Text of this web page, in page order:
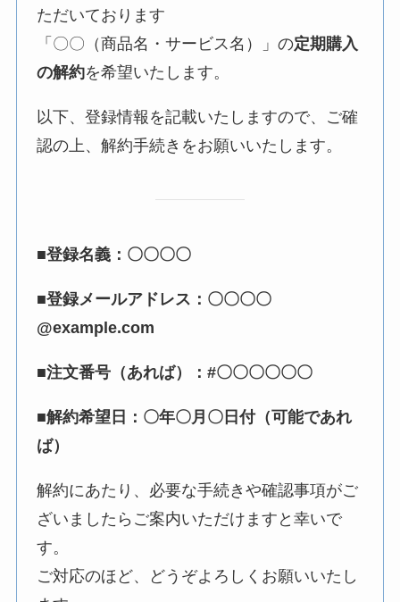
ただいております
「〇〇（商品名・サービス名）」の定期購入
の解約を希望いたします。
以下、登録情報を記載いたしますので、ご確
認の上、解約手続きをお願いいたします。
■登録名義：〇〇〇〇
■登録メールアドレス：〇〇〇〇
@example.com
■注文番号（あれば）：#〇〇〇〇〇〇
■解約希望日：〇年〇月〇日付（可能であれ
ば）
解約にあたり、必要な手続きや確認事項がご
ざいましたらご案内いただけますと幸いで
す。
ご対応のほど、どうぞよろしくお願いいたし